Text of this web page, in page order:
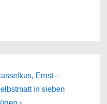
Ernst –
in sieben